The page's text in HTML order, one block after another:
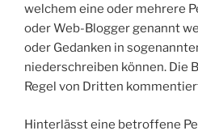
welchem eine oder mehrere
oder Web-Blogger genannt
oder Gedanken in
niederschreiben können. Die
Regel von Dritten
Hinterlässt eine betroffene